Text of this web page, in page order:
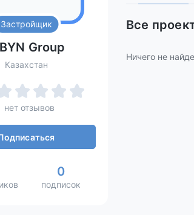
Застройщик
Group
Казахстан
нет отзывов
0
подписок
Все
Ничего не